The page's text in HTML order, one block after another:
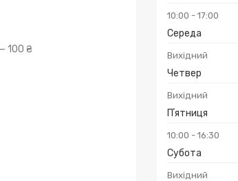
10:00 17:00
Середа
Вихідний
Четвер
Вихідний
Пʼятниця
10:00 16:30
Субота
Вихідний
100 ₴